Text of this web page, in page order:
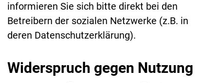
informieren Sie sich bitte direkt bei den
Betreibern der sozialen Netzwerke (z.B. in
deren Datenschutzerklärung).
Widerspruch gegen Nutzung